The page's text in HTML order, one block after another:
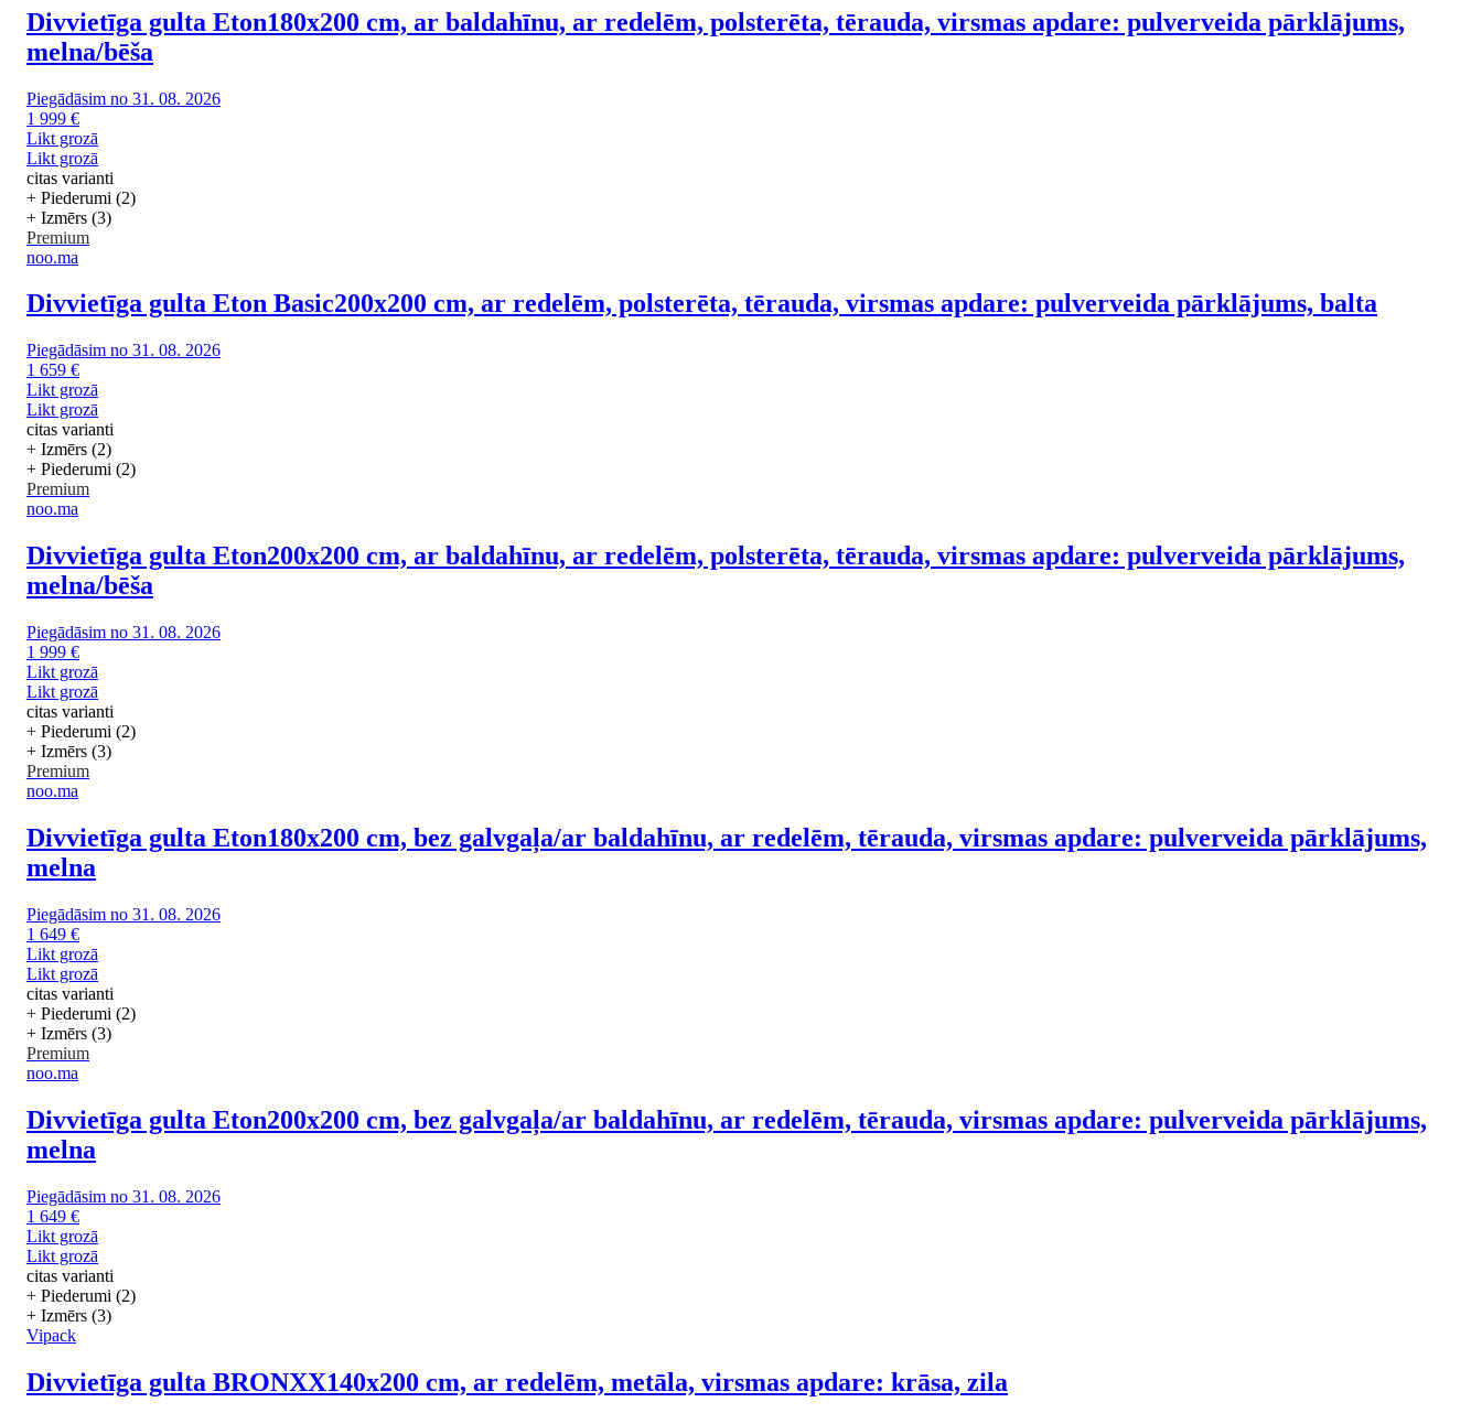
Divvietīga gulta Eton180x200 cm, ar baldahīnu, ar redelēm, polsterēta, tērauda, virsmas apdare: pulverveida pārklājums,
melna/bēša
Piegādāsim no 31. 08. 2026
1 999 €
Likt grozā
Likt grozā
citas varianti
+ Piederumi (2)
+ Izmērs (3)
Premium
noo.ma
Divvietīga gulta Eton Basic200x200 cm, ar redelēm, polsterēta, tērauda, virsmas apdare: pulverveida pārklājums, balta
Piegādāsim no 31. 08. 2026
1 659 €
Likt grozā
Likt grozā
citas varianti
+ Izmērs (2)
+ Piederumi (2)
Premium
noo.ma
Divvietīga gulta Eton200x200 cm, ar baldahīnu, ar redelēm, polsterēta, tērauda, virsmas apdare: pulverveida pārklājums,
melna/bēša
Piegādāsim no 31. 08. 2026
1 999 €
Likt grozā
Likt grozā
citas varianti
+ Piederumi (2)
+ Izmērs (3)
Premium
noo.ma
Divvietīga gulta Eton180x200 cm, bez galvgaļa/ar baldahīnu, ar redelēm, tērauda, virsmas apdare: pulverveida pārklājums,
melna
Piegādāsim no 31. 08. 2026
1 649 €
Likt grozā
Likt grozā
citas varianti
+ Piederumi (2)
+ Izmērs (3)
Premium
noo.ma
Divvietīga gulta Eton200x200 cm, bez galvgaļa/ar baldahīnu, ar redelēm, tērauda, virsmas apdare: pulverveida pārklājums,
melna
Piegādāsim no 31. 08. 2026
1 649 €
Likt grozā
Likt grozā
citas varianti
+ Piederumi (2)
+ Izmērs (3)
Vipack
Divvietīga gulta BRONXX140x200 cm, ar redelēm, metāla, virsmas apdare: krāsa, zila